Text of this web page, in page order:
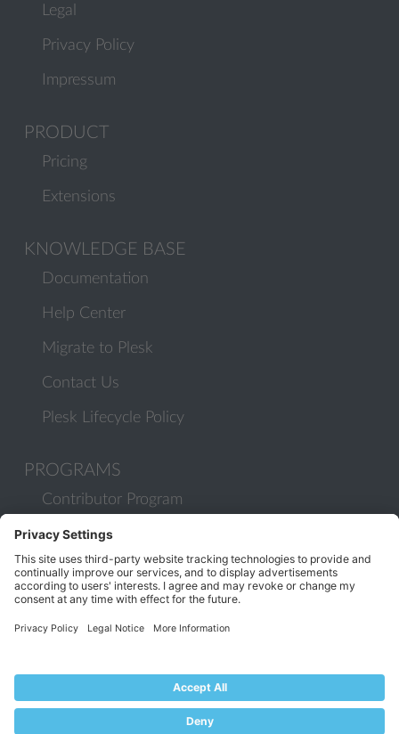
Legal
Privacy Policy
Impressum
PRODUCT
Pricing
Extensions
KNOWLEDGE BASE
Documentation
Help Center
Migrate to Plesk
Contact Us
Plesk Lifecycle Policy
PROGRAMS
Contributor Program
Partner Program
COMMUNITY